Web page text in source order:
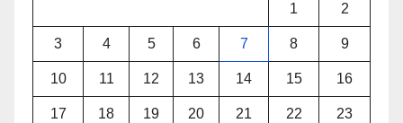
1 2
3 4 5 6 7 8 9
10 11 12 13 14 15 16
17 18 19 20 21 22 23